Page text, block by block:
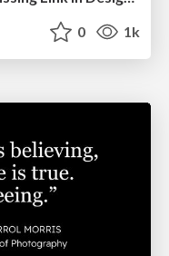
0 1k